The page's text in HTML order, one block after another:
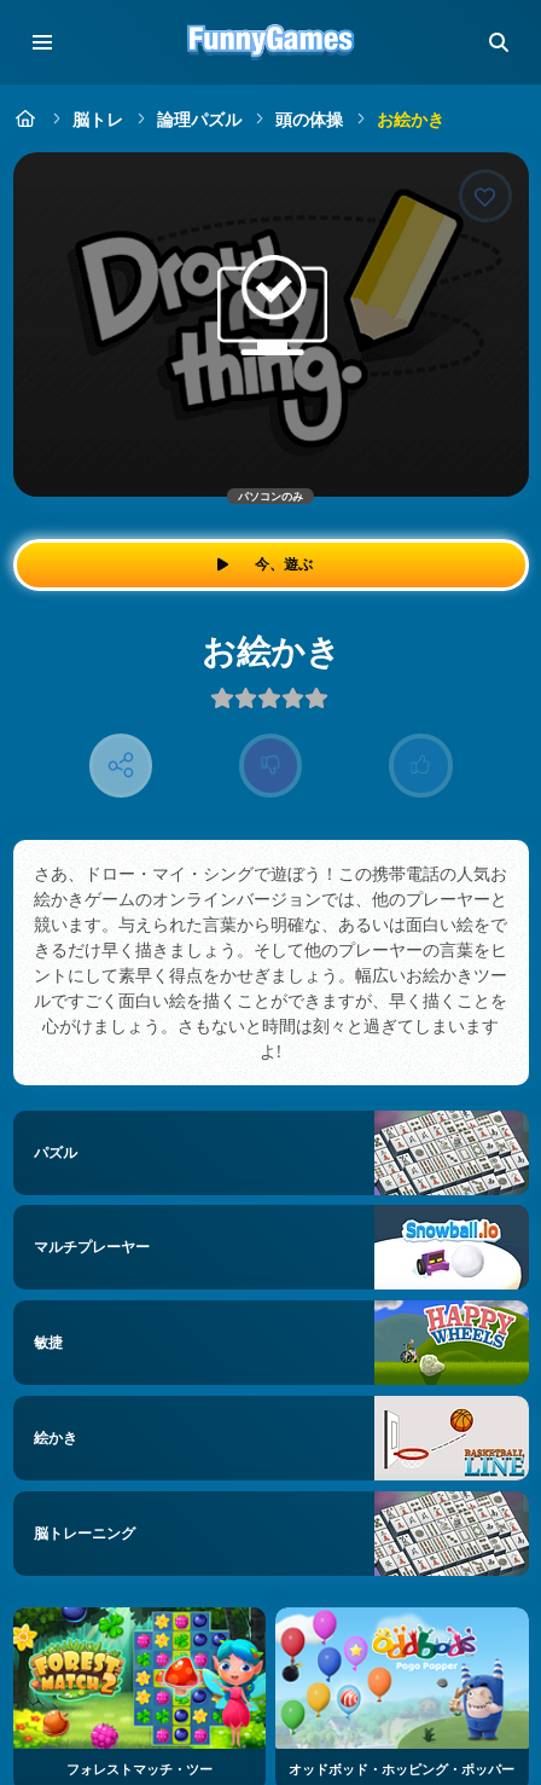
脳トレ 論理パズル 頭の体操 お絵かき
パソコンのみ
今、遊ぶ
お絵かき
さあ、ドロー・マイ・シングで遊ぼう！この携帯電話の人気お
絵かきゲームのオンラインバージョンでは、他のプレーヤーと
競います。与えられた言葉から明確な、あるいは面白い絵をで
きるだけ早く描きましょう。そして他のプレーヤーの言葉をヒ
ントにして素早く得点をかせぎましょう。幅広いお絵かきツー
ルですごく面白い絵を描くことができますが、早く描くことを
心がけましょう。さもないと時間は刻々と過ぎてしまいます
よ!
パズル
マルチプレーヤー
敏捷
絵かき
脳トレーニング
フォレストマッチ・ツー オッドボッド・ホッピング・ポッパー